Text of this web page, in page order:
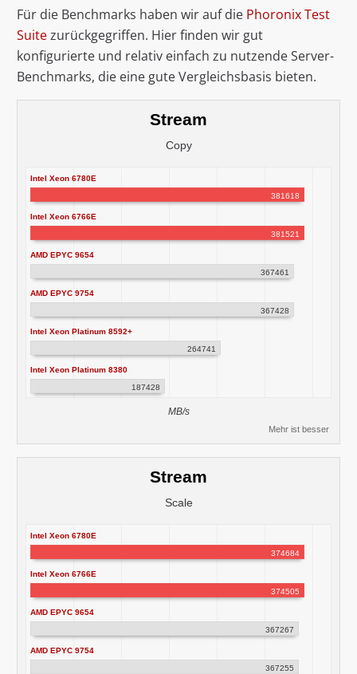
Für die Benchmarks haben wir auf die Phoronix Test
Suitezurückgegriffen. Hier finden wir gut
konfigurierte und relativ einfach zu nutzende Server-
Benchmarks, die eine gute Vergleichsbasis bieten.
Stream
Copy
Intel Xeon 6780E
381618
Intel Xeon 6766E
381521
AMD EPYC 9654
367461
AMD EPYC 9754
367428
Intel Xeon Platinum 8592+
264741
Intel Xeon Platinum 8380
187428
MB/s
Mehr ist besser
Stream
Scale
Intel Xeon 6780E
374684
Intel Xeon 6766E
374505
AMD EPYC 9654
367267
AMD EPYC 9754
367255